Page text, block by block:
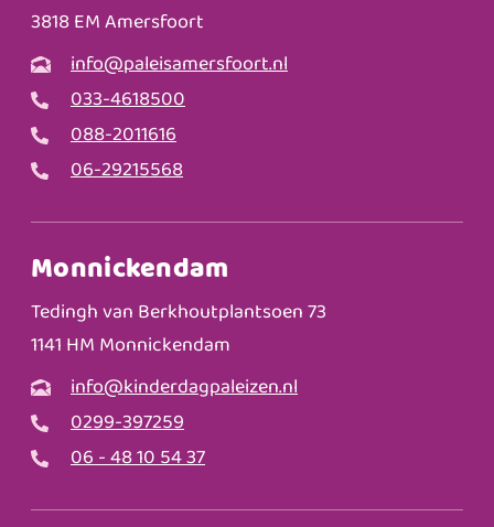
3818 EM Amersfoort
info@paleisamersfoort.nl
033-4618500
088-2011616
06-29215568
Monnickendam
Tedingh van Berkhoutplantsoen 73
1141 HM Monnickendam
info@kinderdagpaleizen.nl
0299-397259
06 - 48 10 54 37